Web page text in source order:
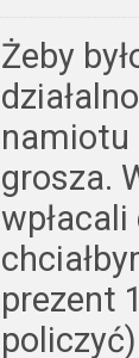
Żeby
namiotu
grosza.
wpłacali
prezent